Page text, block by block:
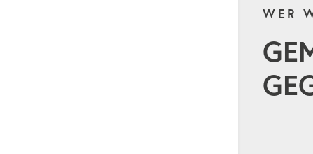
WER